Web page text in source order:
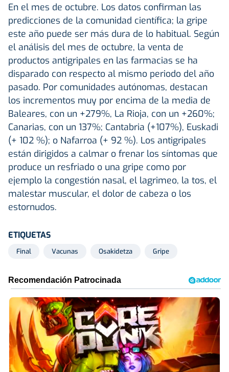
En el mes de octubre. Los datos confirman las
predicciones de la comunidad científica; la gripe
este año puede ser más dura de lo habitual. Según
el análisis del mes de octubre, la venta de
productos antigripales en las farmacias se ha
disparado con respecto al mismo periodo del año
pasado. Por comunidades autónomas, destacan
los incrementos muy por encima de la media de
Baleares, con un +279%, La Rioja, con un +260%;
Canarias, con un 137%; Cantabria (+107%), Euskadi
(+ 102 %); o Nafarroa (+ 92 %). Los antigripales
están dirigidos a calmar o frenar los síntomas que
produce un resfriado o una gripe como por
ejemplo la congestión nasal, el lagrimeo, la tos, el
malestar muscular, el dolor de cabeza o los
estornudos.
ETIQUETAS
Final Vacunas Osakidetza Gripe